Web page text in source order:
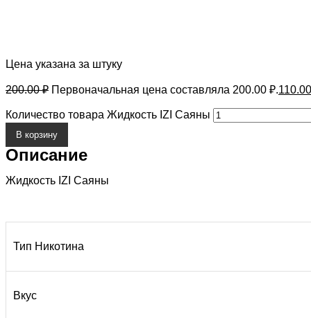
Цена указана за штуку
200.00₽ Первоначальная цена составляла 200.00 ₽.
Количество товара Жидкость IZI Саяны
В корзину
Описание
Жидкость IZI Саяны
Тип Никотина
Вкус